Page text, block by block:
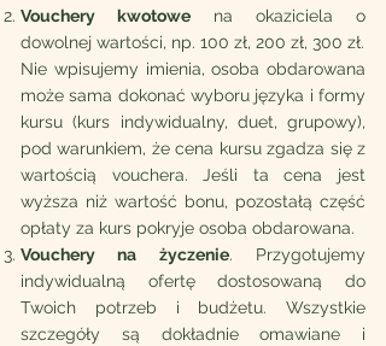
Vouchery kwotowe na okaziciela o
dowolnej wartości, np. 100 zł, 200 zł, 300 zł.
Nie wpisujemy imienia, osoba obdarowana
może sama dokonać wyboru języka i formy
kursu (kurs indywidualny, duet, grupowy),
pod warunkiem, że cena kursu zgadza się z
wartością vouchera. Jeśli ta cena jest
wyższa niż wartość bonu, pozostałą część
opłaty za kurs pokryje osoba obdarowana.
Vouchery na życzenie. Przygotujemy
indywidualną ofertę dostosowaną do
Twoich potrzeb i budżetu. Wszystkie
szczegóły są dokładnie omawiane i